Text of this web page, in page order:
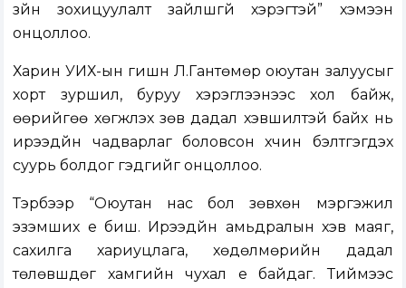
зүйн зохицуулалт зайлшгүй хэрэгтэй” хэмээн
онцоллоо.
Харин УИХ-ын гишүүн Л.Гантөмөр оюутан залуусыг
хорт зуршил, буруу хэрэглээнээс хол байж,
өөрийгөө хөгжүүлэх зөв дадал хэвшилтэй байх нь
ирээдүйн чадварлаг боловсон хүчин бэлтгэгдэх
суурь болдог гэдгийг онцоллоо.
Тэрбээр “Оюутан нас бол зөвхөн мэргэжил
эзэмших үе биш. Ирээдүйн амьдралын хэв маяг,
сахилга хариуцлага, хөдөлмөрийн дадал
төлөвшдөг хамгийн чухал үе байдаг. Тиймээс